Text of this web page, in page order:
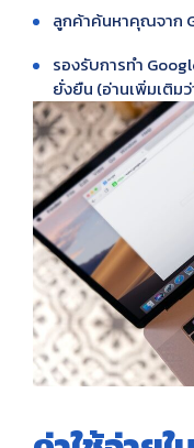
ลูกค้าค้นหาคุณจาก
รองรับการทำ
ยั่งยืน (อ่านเพิ่มเติมว่